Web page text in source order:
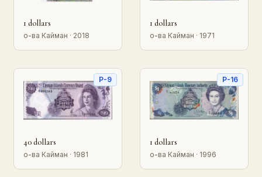
1 dollars
о-ва Кайман · 2018
1 dollars
о-ва Кайман · 1971
P-9
40 dollars
о-ва Кайман · 1981
P-16
1 dollars
о-ва Кайман · 1996